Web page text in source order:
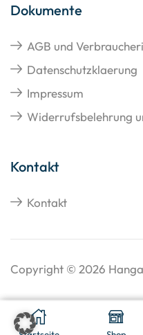
€53,82
Dokumente
AGB und
Datenschutzklaerung
Impressum
Widerrufsbelehrung
Kontakt
Kontakt
Copyright © 2026